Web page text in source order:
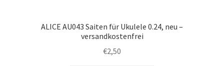
ALICE AU043 Saiten für Ukulele 0.24, neu –
versandkostenfrei
€2,50